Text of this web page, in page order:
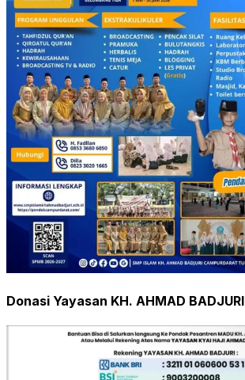
Donasi Yayasan KH. AHMAD BADJURI